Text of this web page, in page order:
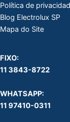
Política de
Blog Electrolux SP
Mapa do Site
FIXO:
11 3843-8722
WHATSAPP:
11 97410-0311